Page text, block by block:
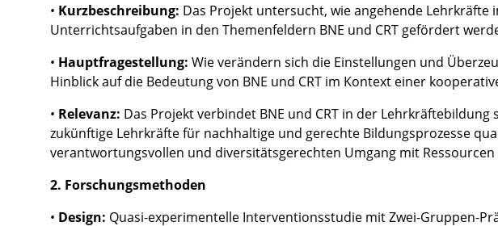
• Kurzbeschreibung: Das Projekt untersucht, wie angehende
Unterrichtsaufgaben in den Themenfeldern BNE und CRT gefördert
• Hauptfragestellung: Wie verändern sich die Einstellungen und
Hinblick auf die Bedeutung von BNE und CRT im Kontext einer
• Relevanz: Das Projekt verbindet BNE und CRT in der
zukünftige Lehrkräfte für nachhaltige und gerechte Bildungsprozesse
verantwortungsvollen und diversitätsgerechten Umgang mit
2. Forschungsmethoden
• Design: Quasi-experimentelle Interventionsstudie mit Zwei-Gruppen-